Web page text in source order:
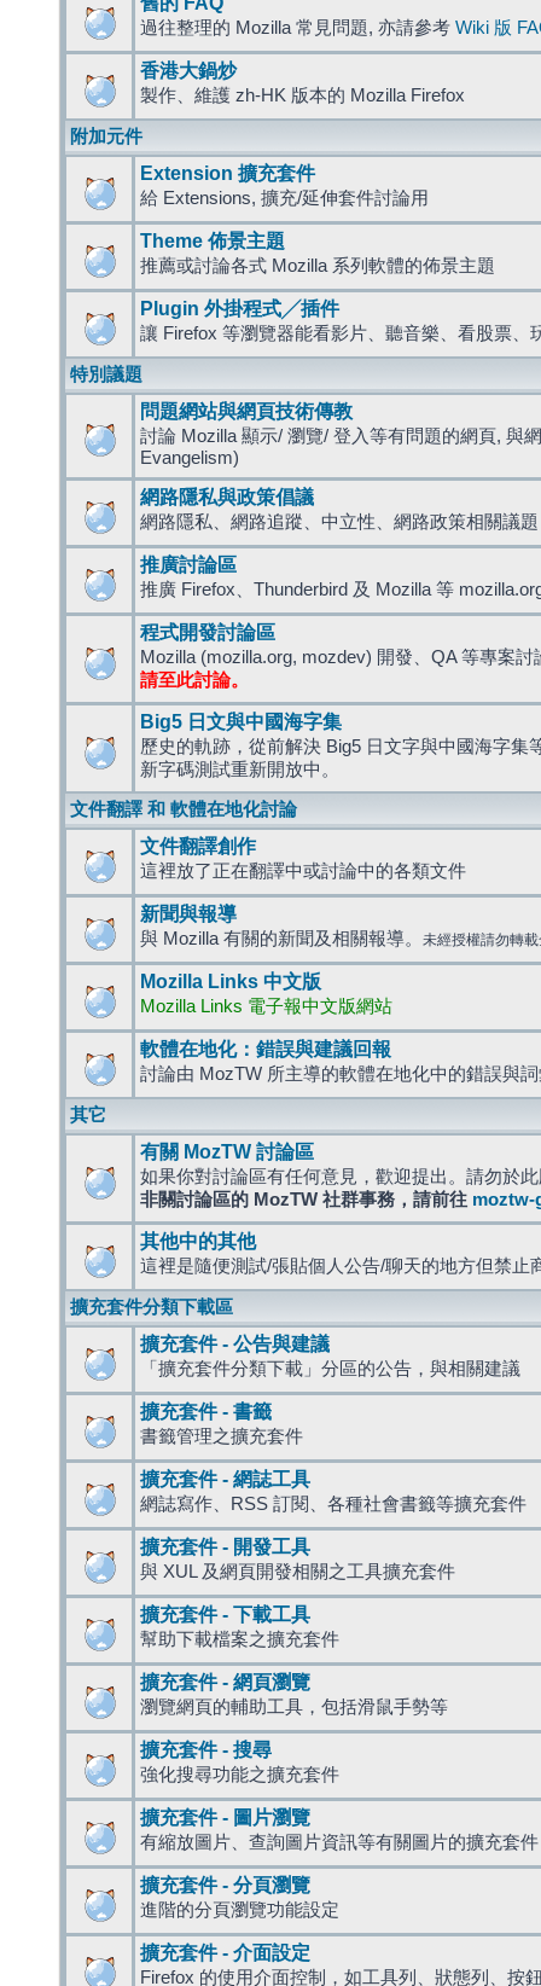
過往整理的 Mozilla 常見問題, 亦請參考 Wiki 版
香港大鍋炒
製作、維護 zh-HK 版本的 Mozilla Firefox
附加元件
Extension 擴充套件
給 Extensions, 擴充/延伸套件討論用
Theme 佈景主題
推薦或討論各式 Mozilla 系列軟體的佈景主題
Plugin 外掛程式╱插件
讓 Firefox 等瀏覽器能看影片、聽音樂、看股票、
特別議題
問題網站與網頁技術傳教
討論 Mozilla 顯示/ 瀏覽/ 登入等有問題的網頁, 與
Evangelism)
網路隱私與政策倡議
網路隱私、網路追蹤、中立性、網路政策相關議題
推廣討論區
推廣 Firefox、Thunderbird 及 Mozilla 等
程式開發討論區
Mozilla (mozilla.org, mozdev) 開發、QA 等專案討
請至此討論。
Big5 日文與中國海字集
歷史的軌跡，從前解決 Big5 日文字與中國海字集
新字碼測試重新開放中。
文件翻譯 和 軟體在地化討論
文件翻譯創作
這裡放了正在翻譯中或討論中的各類文件
新聞與報導
與 Mozilla 有關的新聞及相關報導。 未經授權請勿轉
Mozilla Links 中文版
Mozilla Links 電子報中文版網站
軟體在地化：錯誤與建議回報
討論由 MozTW 所主導的軟體在地化中的錯誤與
其它
有關 MozTW 討論區
如果你對討論區有任何意見，歡迎提出。請勿於
非關討論區的 MozTW 社群事務，請前往 moztw-
其他中的其他
這裡是隨便測試/張貼個人公告/聊天的地方但禁止
擴充套件分類下載區
擴充套件 - 公告與建議
「擴充套件分類下載」分區的公告，與相關建議
擴充套件 - 書籤
書籤管理之擴充套件
擴充套件 - 網誌工具
網誌寫作、RSS 訂閱、各種社會書籤等擴充套件
擴充套件 - 開發工具
與 XUL 及網頁開發相關之工具擴充套件
擴充套件 - 下載工具
幫助下載檔案之擴充套件
擴充套件 - 網頁瀏覽
瀏覽網頁的輔助工具，包括滑鼠手勢等
擴充套件 - 搜尋
強化搜尋功能之擴充套件
擴充套件 - 圖片瀏覽
有縮放圖片、查詢圖片資訊等有關圖片的擴充套件
擴充套件 - 分頁瀏覽
進階的分頁瀏覽功能設定
擴充套件 - 介面設定
Firefox 的使用介面控制，如工具列、狀態列、按